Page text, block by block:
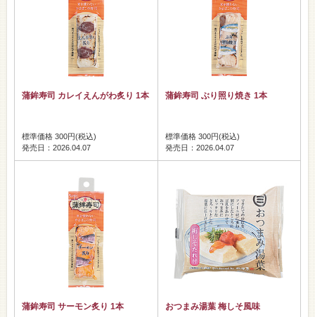
蒲鉾寿司 カレイえんがわ炙り 1本
標準価格 300円(税込)
発売日：2026.04.07
蒲鉾寿司 ぶり照り焼き 1本
標準価格 300円(税込)
発売日：2026.04.07
蒲鉾寿司 サーモン炙り 1本 おつまみ湯葉 梅しそ風味